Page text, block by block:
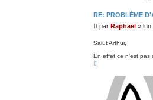
RE: PROBLÈME
M
s
a
par Raphael »
Salut Arthur,
En effet ce n'est pas